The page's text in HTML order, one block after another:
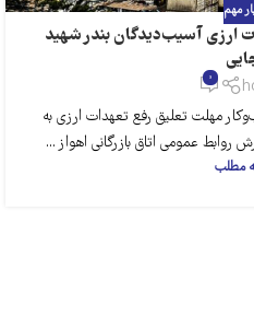
مهم
ارزی آسیب‌دیدگان بندر شهید
0
مهلت تعلیق رفع تعهدات ارزی به
عمومی اتاق بازرگانی اهواز ...
مطلب